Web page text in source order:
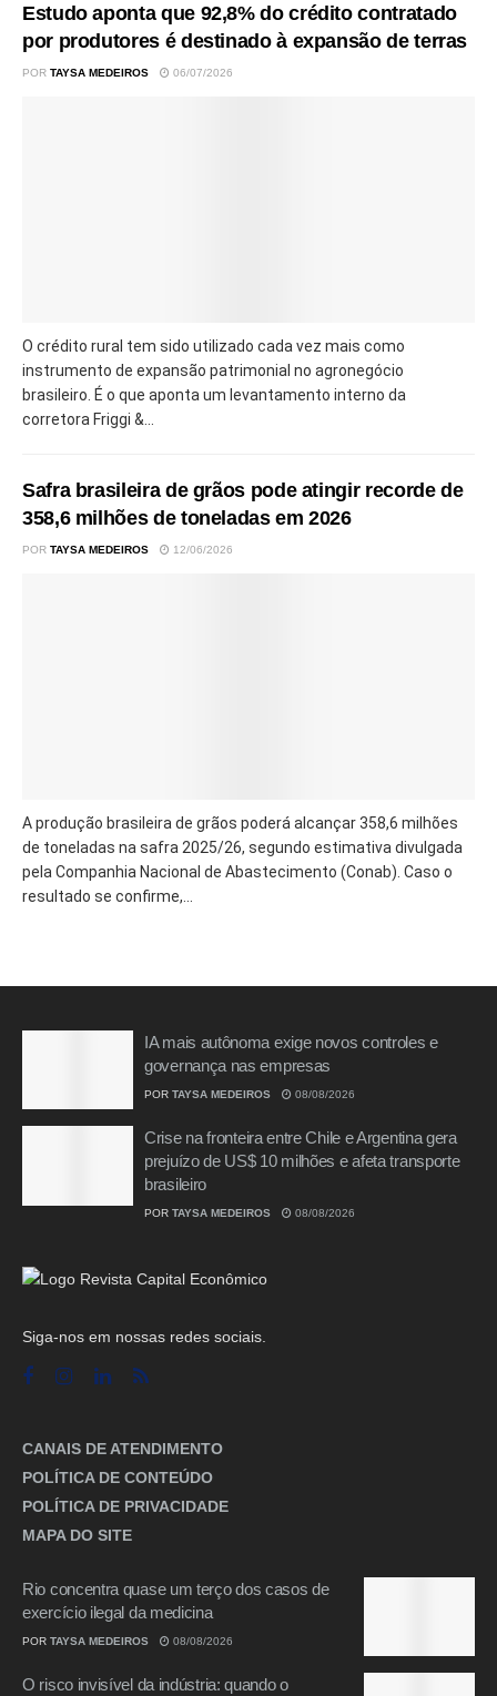
Estudo aponta que 92,8% do crédito contratado
por produtores é destinado à expansão de terras
POR TAYSA MEDEIROS 06/07/2026
O crédito rural tem sido utilizado cada vez mais como
instrumento de expansão patrimonial no agronegócio
brasileiro. É o que aponta um levantamento interno da
corretora Friggi &...
Safra brasileira de grãos pode atingir recorde de
358,6 milhões de toneladas em 2026
POR TAYSA MEDEIROS 12/06/2026
A produção brasileira de grãos poderá alcançar 358,6 milhões
de toneladas na safra 2025/26, segundo estimativa divulgada
pela Companhia Nacional de Abastecimento (Conab). Caso o
resultado se confirme,...
IA mais autônoma exige novos controles e
governança nas empresas
POR TAYSA MEDEIROS 08/08/2026
Crise na fronteira entre Chile e Argentina gera
prejuízo de US$ 10 milhões e afeta transporte
brasileiro
POR TAYSA MEDEIROS 08/08/2026
Siga-nos em nossas redes sociais.
CANAIS DE ATENDIMENTO
POLÍTICA DE CONTEÚDO
POLÍTICA DE PRIVACIDADE
MAPA DO SITE
Rio concentra quase um terço dos casos de
exercício ilegal da medicina
POR TAYSA MEDEIROS 08/08/2026
O risco invisível da indústria: quando o